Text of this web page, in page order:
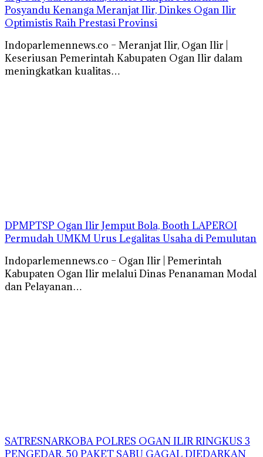
Posyandu Kenanga Meranjat Ilir, Dinkes Ogan Ilir
Optimistis Raih Prestasi Provinsi
Indoparlemennews.co – Meranjat Ilir, Ogan Ilir |
Keseriusan Pemerintah Kabupaten Ogan Ilir dalam
meningkatkan kualitas…
DPMPTSP Ogan Ilir Jemput Bola, Booth LAPEROI
Permudah UMKM Urus Legalitas Usaha di Pemulutan
Indoparlemennews.co – Ogan Ilir | Pemerintah
Kabupaten Ogan Ilir melalui Dinas Penanaman Modal
dan Pelayanan…
SATRESNARKOBA POLRES OGAN ILIR RINGKUS 3
PENGEDAR, 50 PAKET SABU GAGAL DIEDARKAN